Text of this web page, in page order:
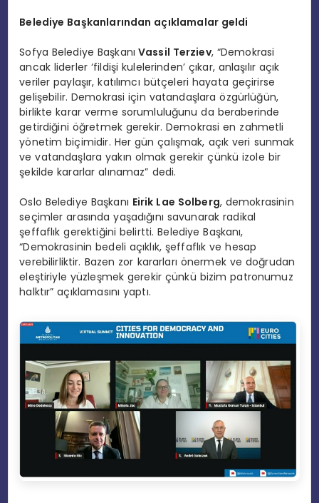
Belediye Başkanlarından açıklamalar geldi
Sofya Belediye Başkanı Vassil Terziev, “Demokrasi
ancak liderler ‘fildişi kulelerinden’ çıkar, anlaşılır açık
veriler paylaşır, katılımcı bütçeleri hayata geçirirse
gelişebilir. Demokrasi için vatandaşlara özgürlüğün,
birlikte karar verme sorumluluğunu da beraberinde
getirdiğini öğretmek gerekir. Demokrasi en zahmetli
yönetim biçimidir. Her gün çalışmak, açık veri sunmak
ve vatandaşlara yakın olmak gerekir çünkü izole bir
şekilde kararlar alınamaz” dedi.
Oslo Belediye Başkanı Eirik Lae Solberg, demokrasinin
seçimler arasında yaşadığını savunarak radikal
şeffaflık gerektiğini belirtti. Belediye Başkanı,
“Demokrasinin bedeli açıklık, şeffaflık ve hesap
verebilirliktir. Bazen zor kararları önermek ve doğrudan
eleştiriyle yüzleşmek gerekir çünkü bizim patronumuz
halktır” açıklamasını yaptı.